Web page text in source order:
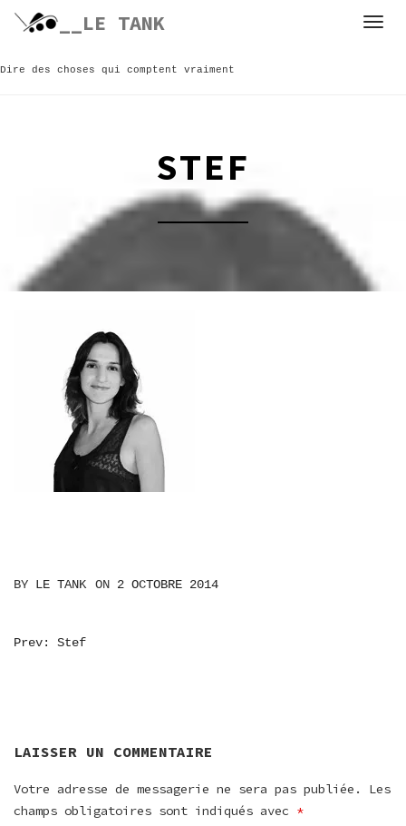
Skip
__LE TANK
Dire des choses qui comptent vraiment
STEF
BY LE TANK ON 2 OCTOBRE 2014
NAVIGATION
Prev: Stef
LAISSER UN COMMENTAIRE
Votre adresse de messagerie ne sera pas publiée.
Les
champs obligatoires sont indiqués avec *